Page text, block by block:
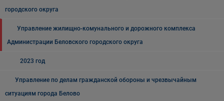
городского округа
Управление жилищно-комунального и дорожного комплекса
Администрации Беловского городского округа
2023 год
Управление по делам гражданской обороны и чрезвычайным
ситуациям города Белово